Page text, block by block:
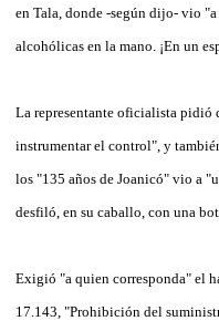
en Tala, donde -según dijo- vio
alcohólicas en la mano. ¡En un
La representante oficialista pidió
instrumentar el control", y
los "135 años de Joanicó" vio a
desfiló, en su caballo, con una
Exigió "a quien corresponda" el
17.143, "Prohibición del